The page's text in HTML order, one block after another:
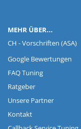
MEHR ÜBER...
CH - Vorschriften (ASA)
Google Bewertungen
FAQ Tuning
Ratgeber
Unsere Partner
Kontakt